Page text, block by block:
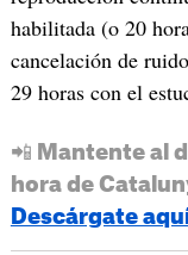
habilitada (o 20
cancelación de
29 horas con el
📲 Mantente al
hora de
Descárgate